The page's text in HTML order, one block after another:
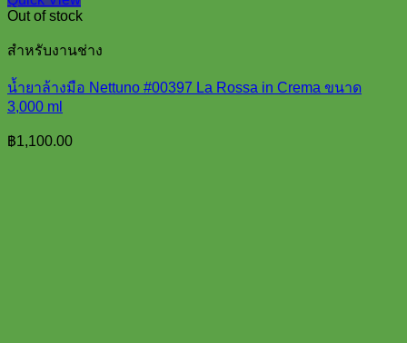
Out of stock
สำหรับงานช่าง
น้ำยาล้างมือ Nettuno #00397 La Rossa in Crema ขนาด
3,000 ml
฿1,100.00